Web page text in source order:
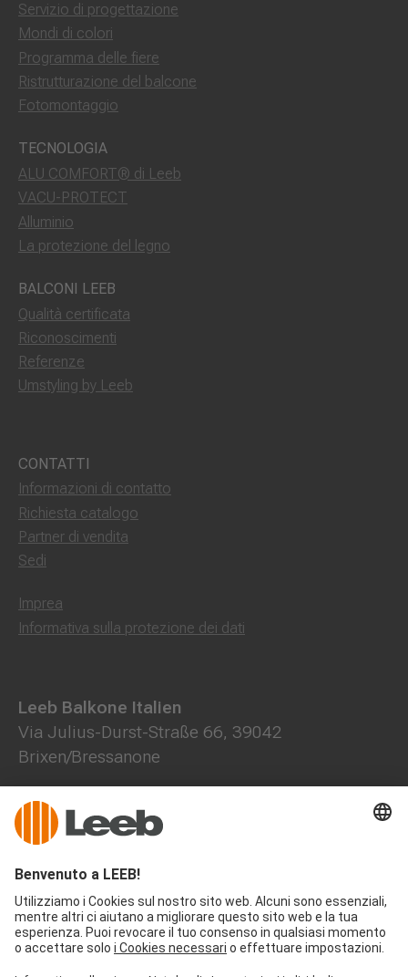
Servizio di progettazione
Mondi di colori
Programma delle fiere
Ristrutturazione del balcone
Fotomontaggio
TECNOLOGIA
ALU COMFORT® di Leeb
VACU-PROTECT
Alluminio
La protezione del legno
BALCONI LEEB
Qualità certificata
Riconoscimenti
Referenze
Umstyling by Leeb
CONTATTI
Informazioni di contatto
Richiesta catalogo
Partner di vendita
Sedi
Imprea
Informativa sulla protezione dei dati
Leeb Balkone Italien
Via Julius-Durst-Straße 66, 39042
Brixen/Bressanone
+39 472 785508
+39 371 1472844
office@leeb-balkone.com